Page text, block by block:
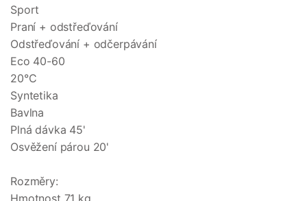
Sport
Praní + odstřeďování
Odstřeďování + odčerpávání
Eco 40-60
20°C
Syntetika
Bavlna
Plná dávka 45'
Osvěžení párou 20'
Rozměry: